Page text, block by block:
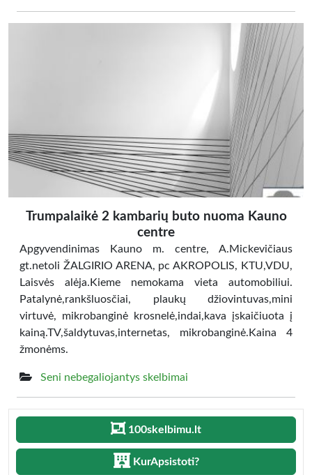
Trumpalaikė 2 kambarių buto nuoma Kauno
centre
Apgyvendinimas Kauno m. centre, A.Mickevičiaus
gt.netoli ŽALGIRIO ARENA, pc AKROPOLIS, KTU,VDU,
Laisvės alėja.Kieme nemokama vieta automobiliui.
Patalynė,rankšluosčiai, plaukų džiovintuvas,mini
virtuvė, mikrobanginė krosnelė,indai,kava įskaičiuota į
kainą.TV,šaldytuvas,internetas, mikrobanginė.Kaina 4
žmonėms.
Seni nebegaliojantys skelbimai
100skelbimu.lt
KurApsistoti?